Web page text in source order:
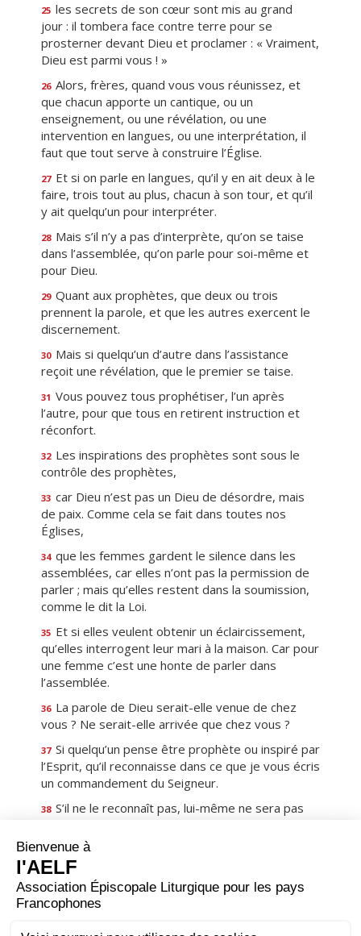
25 les secrets de son cœur sont mis au grand
jour : il tombera face contre terre pour se
prosterner devant Dieu et proclamer : « Vraiment,
Dieu est parmi vous ! »
26 Alors, frères, quand vous vous réunissez, et
que chacun apporte un cantique, ou un
enseignement, ou une révélation, ou une
intervention en langues, ou une interprétation, il
faut que tout serve à construire l’Église.
27 Et si on parle en langues, qu’il y en ait deux à le
faire, trois tout au plus, chacun à son tour, et qu’il
y ait quelqu’un pour interpréter.
28 Mais s’il n’y a pas d’interprète, qu’on se taise
dans l’assemblée, qu’on parle pour soi-même et
pour Dieu.
29 Quant aux prophètes, que deux ou trois
prennent la parole, et que les autres exercent le
discernement.
30 Mais si quelqu’un d’autre dans l’assistance
reçoit une révélation, que le premier se taise.
31 Vous pouvez tous prophétiser, l’un après
l’autre, pour que tous en retirent instruction et
réconfort.
32 Les inspirations des prophètes sont sous le
contrôle des prophètes,
33 car Dieu n’est pas un Dieu de désordre, mais
de paix. Comme cela se fait dans toutes nos
Églises,
34 que les femmes gardent le silence dans les
assemblées, car elles n’ont pas la permission de
parler ; mais qu’elles restent dans la soumission,
comme le dit la Loi.
35 Et si elles veulent obtenir un éclaircissement,
qu’elles interrogent leur mari à la maison. Car pour
une femme c’est une honte de parler dans
l’assemblée.
36 La parole de Dieu serait-elle venue de chez
vous ? Ne serait-elle arrivée que chez vous ?
37 Si quelqu’un pense être prophète ou inspiré par
l’Esprit, qu’il reconnaisse dans ce que je vous écris
un commandement du Seigneur.
38 S’il ne le reconnaît pas, lui-même ne sera pas
39Ainsi, mes frères, recherchez le don de
prophétie, et n’empêchez pas de parler en
langues,
40 mais que tout se passe dans la dignité et dans